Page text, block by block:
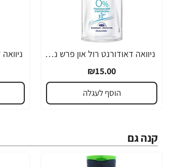
ניוואה דאודורנט רול און פרש נטורל לאישה 50 מ"ל - מבית NIVEA
₪15.00
הוסף לעגלה
קנה גם